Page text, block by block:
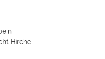
Hirche